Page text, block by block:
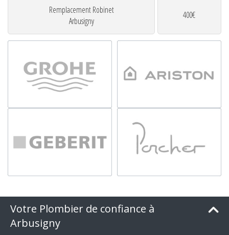
Remplacement Robinet
Arbusigny
400€
Votre Plombier de confiance à
Arbusigny